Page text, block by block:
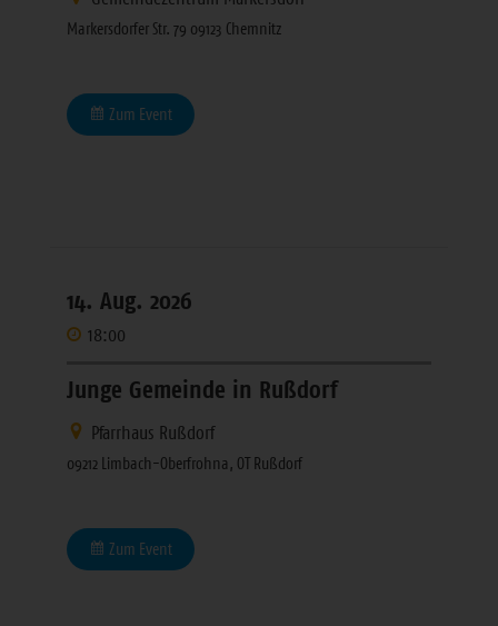
Markersdorfer Str. 79 09123 Chemnitz
Zum Event
14. Aug. 2026
18:00
Junge Gemeinde in Rußdorf
Pfarrhaus Rußdorf
09212 Limbach-Oberfrohna, OT Rußdorf
Zum Event